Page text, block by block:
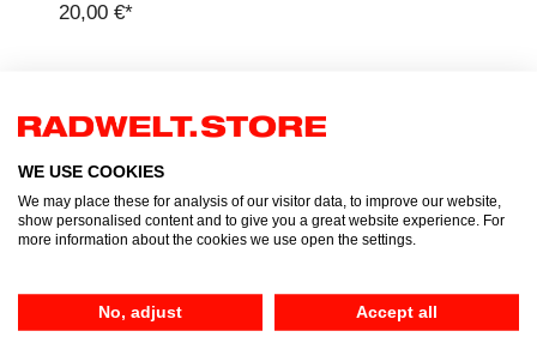
20,00 €*
WE USE COOKIES
We may place these for analysis of our visitor data, to improve our website,
show personalised content and to give you a great website experience. For
more information about the cookies we use open the settings.
No, adjust Accept all